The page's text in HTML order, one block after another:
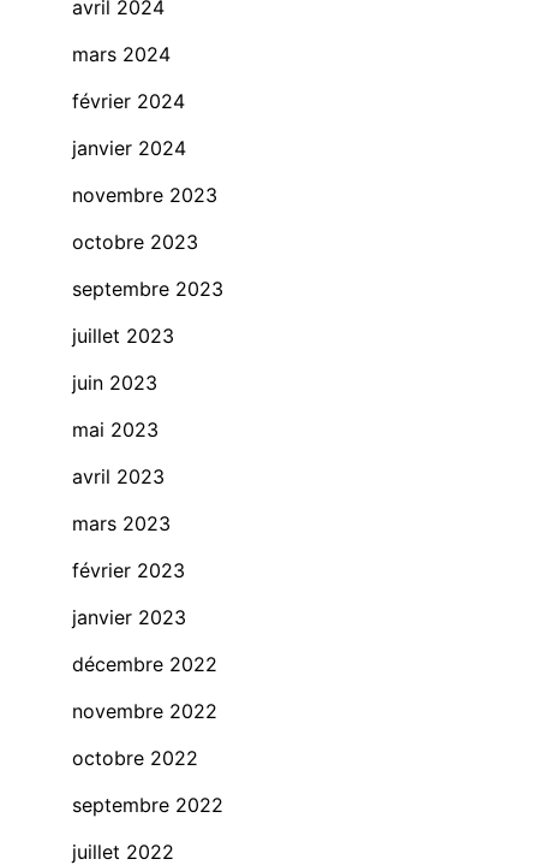
avril 2024
mars 2024
février 2024
janvier 2024
novembre 2023
octobre 2023
septembre 2023
juillet 2023
juin 2023
mai 2023
avril 2023
mars 2023
février 2023
janvier 2023
décembre 2022
novembre 2022
octobre 2022
septembre 2022
juillet 2022